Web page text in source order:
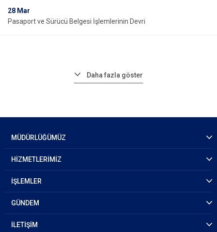
28 Mar
Pasaport ve Sürücü Belgesi İşlemlerinin Devri
Daha fazla göster
MÜDÜRLÜĞÜMÜZ
HİZMETLERİMİZ
İŞLEMLER
GÜNDEM
İLETİŞİM